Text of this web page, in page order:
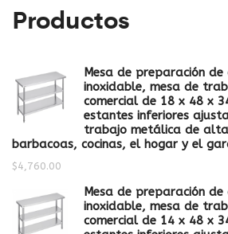
Productos
Mesa de preparación
inoxidable, mesa de
comercial de 18 x 48 x
estantes inferiores
trabajo metálica de
barbacoas, cocinas, el hogar y el
$4,760.00
Mesa de preparación
inoxidable, mesa de
comercial de 14 x 48 x